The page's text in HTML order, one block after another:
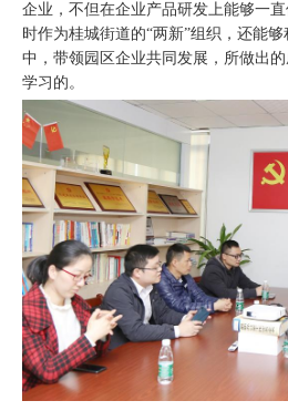
企业，不但在企业产品研发上能够一
时作为桂城街道的“两新”组织，还能
中，带领园区企业共同发展，所做出
学习的。